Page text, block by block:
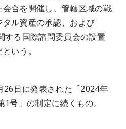
合を開催し、管轄区域の戦
ル資産の承認、および
する国際諮問委員会の設置
いう。
26日に発表された「2024年
号」の制定に続くもの。